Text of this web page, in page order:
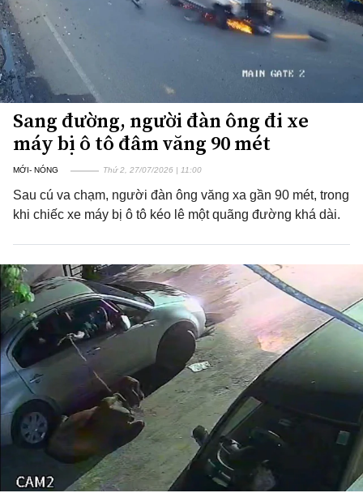
Sang đường, người đàn ông đi xe
máy bị ô tô đâm văng 90 mét
MỚI- NÓNG Thứ 2, 27/07/2026 | 11:00
Sau cú va chạm, người đàn ông văng xa gần 90 mét, trong
khi chiếc xe máy bị ô tô kéo lê một quãng đường khá dài.